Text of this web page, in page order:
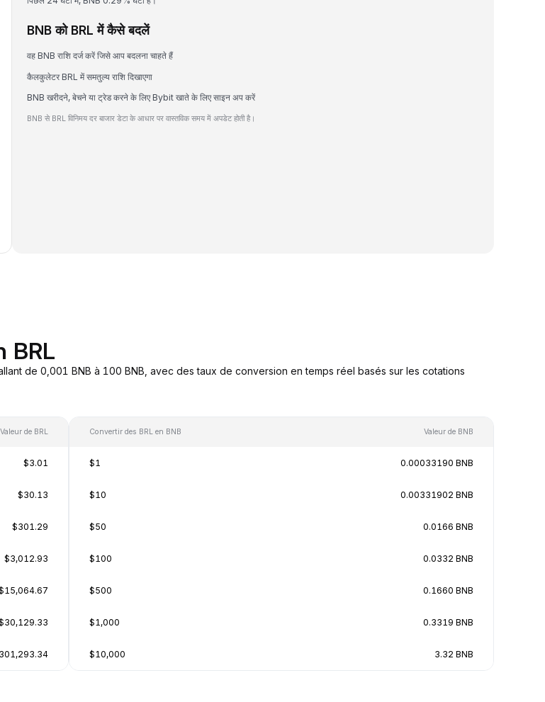
BNB को BRL में कैसे बदलें
वह BNB राशि दर्ज करें जिसे आप बदलना चाहते हैं
कैलकुलेटर BRL में समतुल्य राशि दिखाएगा
BNB खरीदने, बेचने या ट्रेड करने के लिए Bybit खाते के लिए साइन अप करें
BNB से BRL विनिमय दर बाजार डेटा के आधार पर वास्तविक समय में अपडेट होती है।
BRL
de 0,001 BNB à 100 BNB, avec des taux de conversion en temps réel basés sur les cotations
Valeur de BRL
$3.01
$30.13
$301.29
$3,012.93
Convertir des BRL en BNB Valeur de BNB
$1 0.00033190 BNB
$10 0.00331902 BNB
$50 0.0166 BNB
$100 0.0332 BNB
$500 0.1660 BNB
$1,000 0.3319 BNB
$10,000 3.32 BNB